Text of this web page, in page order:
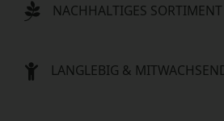
NACHHALTIGES SORTIMENT
LANGLEBIG &